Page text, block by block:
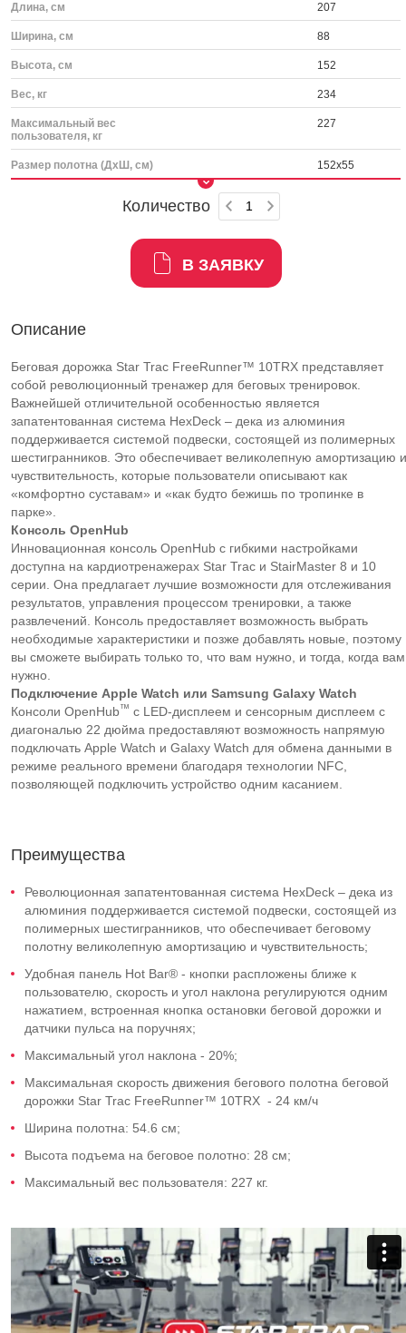
Длина, см 207
Ширина, см 88
Высота, см 152
Вес, кг 234
Максимальный вес
пользователя, кг
227
Размер полотна (ДхШ, см) 152х55
Количество
В ЗАЯВКУ
Описание
Беговая дорожка Star Trac FreeRunner™ 10TRX представляет
собой революционный тренажер для беговых тренировок.
Важнейшей отличительной особенностью является
запатентованная система HexDeck – дека из алюминия
поддерживается системой подвески, состоящей из полимерных
шестигранников. Это обеспечивает великолепную амортизацию и
чувствительность, которые пользователи описывают как
«комфортно суставам» и «как будто бежишь по тропинке в
парке».
Консоль OpenHub
Инновационная консоль OpenHub с гибкими настройками
доступна на кардиотренажерах Star Trac и StairMaster 8 и 10
серии. Она предлагает лучшие возможности для отслеживания
результатов, управления процессом тренировки, а также
развлечений. Консоль предоставляет возможность выбрать
необходимые характеристики и позже добавлять новые, поэтому
вы сможете выбирать только то, что вам нужно, и тогда, когда вам
нужно.
Подключение Apple Watch или Samsung Galaxy Watch
Консоли OpenHub™ с LED-дисплеем и сенсорным дисплеем с
диагональю 22 дюйма предоставляют возможность напрямую
подключать Apple Watch и Galaxy Watch для обмена данными в
режиме реального времени благодаря технологии NFC,
позволяющей подключить устройство одним касанием.
Преимущества
Революционная запатентованная система HexDeck – дека из
алюминия поддерживается системой подвески, состоящей из
полимерных шестигранников, что обеспечивает беговому
полотну великолепную амортизацию и чувствительность;
Удобная панель Hot Bar® - кнопки распложены ближе к
пользователю, скорость и угол наклона регулируются одним
нажатием, встроенная кнопка остановки беговой дорожки и
датчики пульса на поручнях;
Максимальный угол наклона - 20%;
Максимальная скорость движения бегового полотна беговой
дорожки Star Trac FreeRunner™ 10TRX - 24 км/ч
Ширина полотна: 54.6 см;
Высота подъема на беговое полотно: 28 см;
Максимальный вес пользователя: 227 кг.